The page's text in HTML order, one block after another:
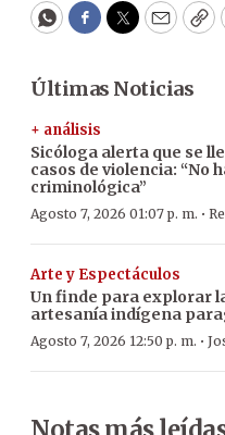
WhatsApp
Facebook
Twitter
Email
Últimas Noticias
+ análisis
Sicóloga alerta que se
casos de violencia: “No
criminológica”
Agosto 7, 2026 01:07 p. m. ·
Arte y Espectáculos
Un finde para explorar
artesanía indígena
Agosto 7, 2026 12:50 p. m. ·